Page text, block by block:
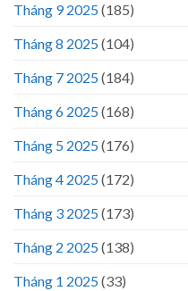
Tháng 9 2025(185)
Tháng 8 2025(104)
Tháng 7 2025(184)
Tháng 6 2025(168)
Tháng 5 2025(176)
Tháng 4 2025(172)
Tháng 3 2025(173)
Tháng 2 2025(138)
Tháng 1 2025(33)